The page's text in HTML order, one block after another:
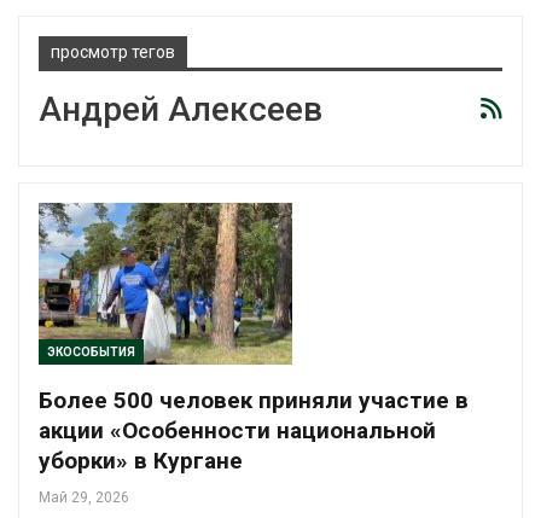
просмотр тегов
Андрей Алексеев
ЭКОСОБЫТИЯ
Более 500 человек приняли участие в
акции «Особенности национальной
уборки» в Кургане
Май 29, 2026